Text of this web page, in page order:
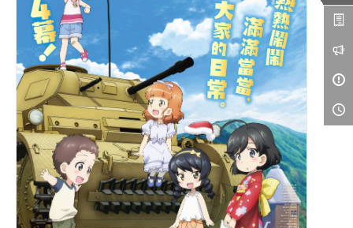
4DX
VR 演唱會
GOLD CLASS
AD口述影像
LIVE演唱會
影城公告
影城活動
中獎名單